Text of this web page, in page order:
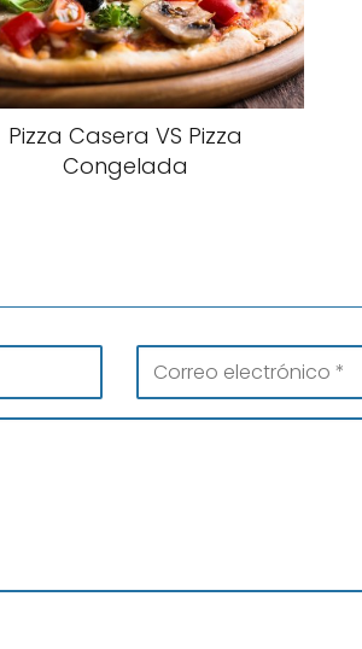
Pizza Casera VS Pizza
Congelada